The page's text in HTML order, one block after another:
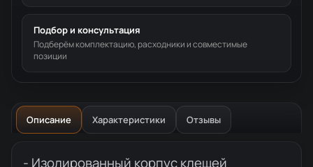
Подбор и консультация
Подберём комплектацию, расходники и совместимые
позиции
Описание Характеристики Отзывы
- Изолированный корпус клещей